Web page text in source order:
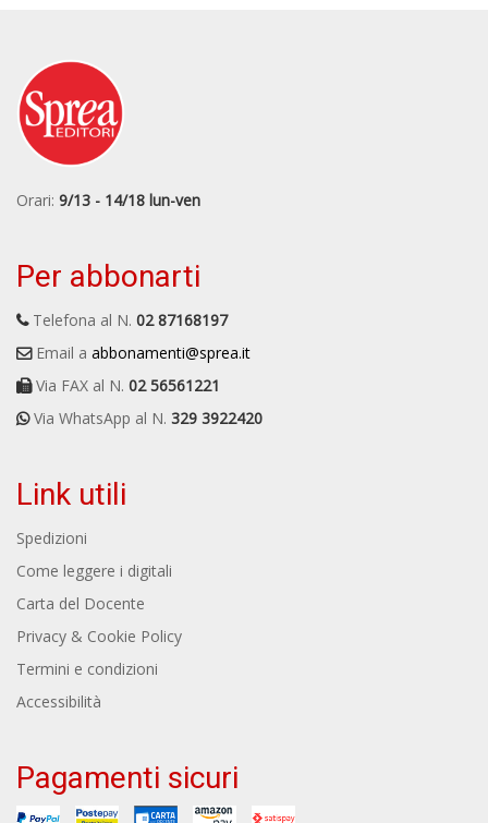
Orari: 9/13 - 14/18 lun-ven
Per abbonarti
Telefona al N. 02 87168197
Email a abbonamenti@sprea.it
Via FAX al N. 02 56561221
Via WhatsApp al N. 329 3922420
Link utili
Spedizioni
Come leggere i digitali
Carta del Docente
Privacy & Cookie Policy
Termini e condizioni
Accessibilità
Pagamenti sicuri